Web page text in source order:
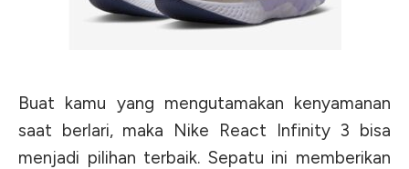
Buat kamu yang mengutamakan kenyamanan
saat berlari, maka Nike React Infinity 3 bisa
menjadi pilihan terbaik. Sepatu ini memberikan